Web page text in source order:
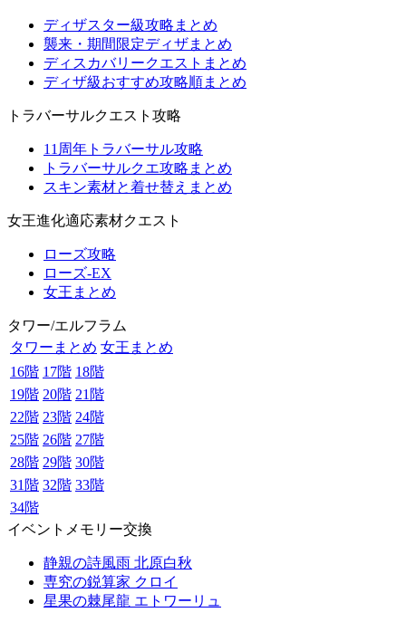
ディザスター級攻略まとめ
襲来・期間限定ディザまとめ
ディスカバリークエストまとめ
ディザ級おすすめ攻略順まとめ
トラバーサルクエスト攻略
11周年トラバーサル攻略
トラバーサルクエ攻略まとめ
スキン素材と着せ替えまとめ
女王進化適応素材クエスト
ローズ攻略
ローズ-EX
女王まとめ
タワー/エルフラム
タワーまとめ 女王まとめ
16階 17階 18階
19階 20階 21階
22階 23階 24階
25階 26階 27階
28階 29階 30階
31階 32階 33階
34階
イベントメモリー交換
静親の詩風雨 北原白秋
専究の鋭算家 クロイ
星果の棘尾龍 エトワーリュ